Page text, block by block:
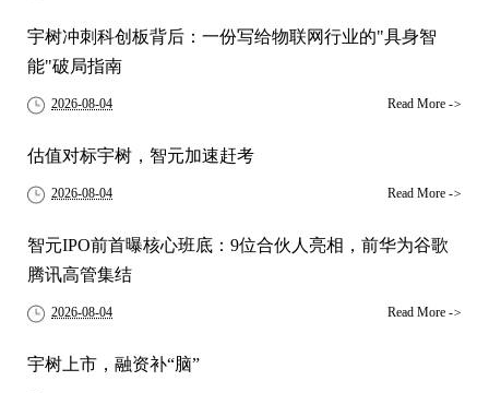
宇树冲刺科创板背后：一份写给物联网行业的"具身智
能"破局指南
2026-08-04 Read More ->
估值对标宇树，智元加速赶考
2026-08-04 Read More ->
智元IPO前首曝核心班底：9位合伙人亮相，前华为谷歌
腾讯高管集结
2026-08-04 Read More ->
宇树上市，融资补“脑”